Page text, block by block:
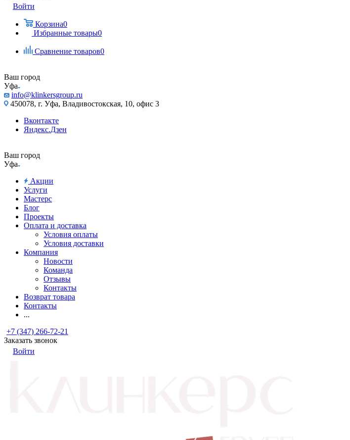
Войти
Корзина0
Избранные товары0
Сравнение товаров0
Ваш город
Уфа
info@klinkersgroup.ru
450078, г. Уфа, Владивостокская, 10, офис 3
Вконтакте
Яндекс.Дзен
Ваш город
Уфа
Акции
Услуги
Мастерс
Блог
Проекты
Оплата и доставка
Условия оплаты
Условия доставки
Компания
Новости
Команда
Отзывы
Контакты
Возврат товара
Контакты
...
+7 (347) 266-72-21
Заказать звонок
Войти